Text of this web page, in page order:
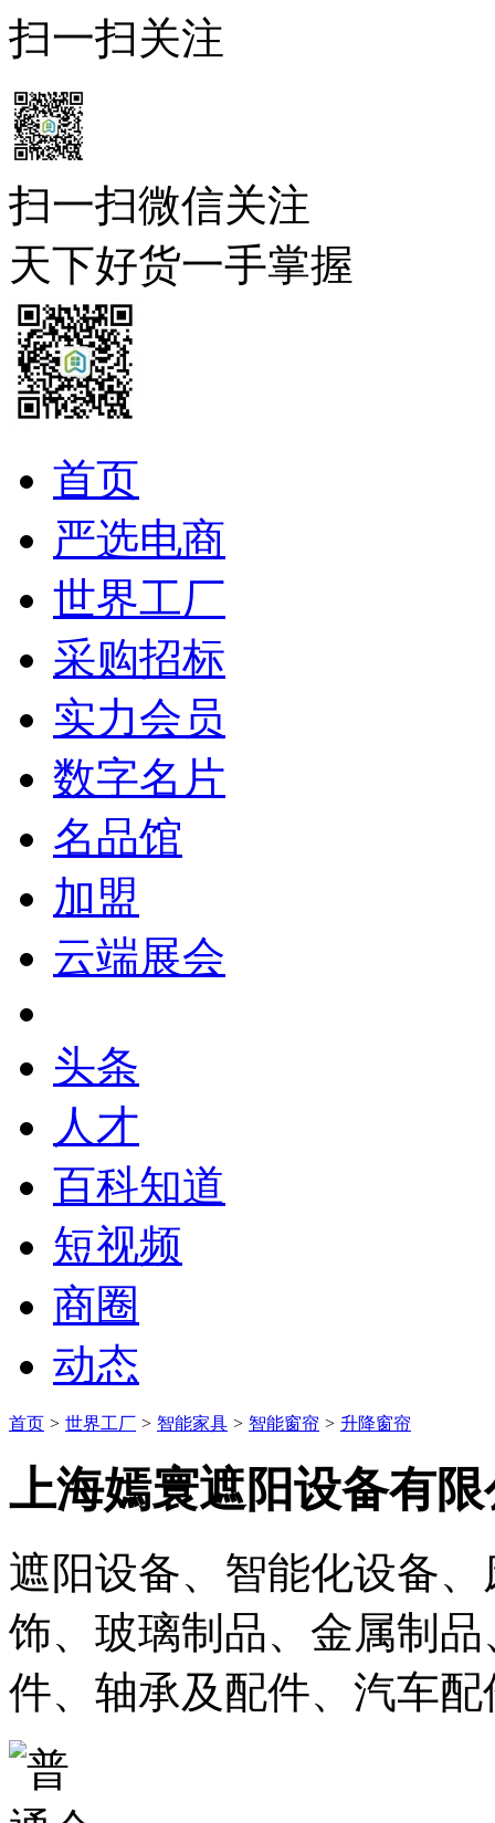
扫一扫关注
扫一扫微信关注
天下好货一手掌握
首页
严选电商
世界工厂
采购招标
实力会员
数字名片
名品馆
加盟
云端展会
头条
人才
百科知道
短视频
商圈
动态
首页 > 世界工厂 > 智能家具 > 智能窗帘 > 升降窗帘
上海嫣寰遮阳设备有
遮阳设备、智能化设备
饰、玻璃制品、金属制
件、轴承及配件、汽车